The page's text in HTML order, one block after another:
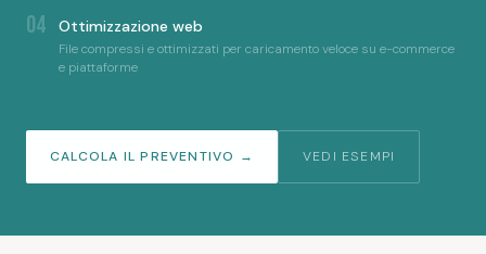
04 Ottimizzazione web
File compressi e ottimizzati per caricamento veloce su e-commerce
e piattaforme
CALCOLA IL PREVENTIVO → VEDI ESEMPI